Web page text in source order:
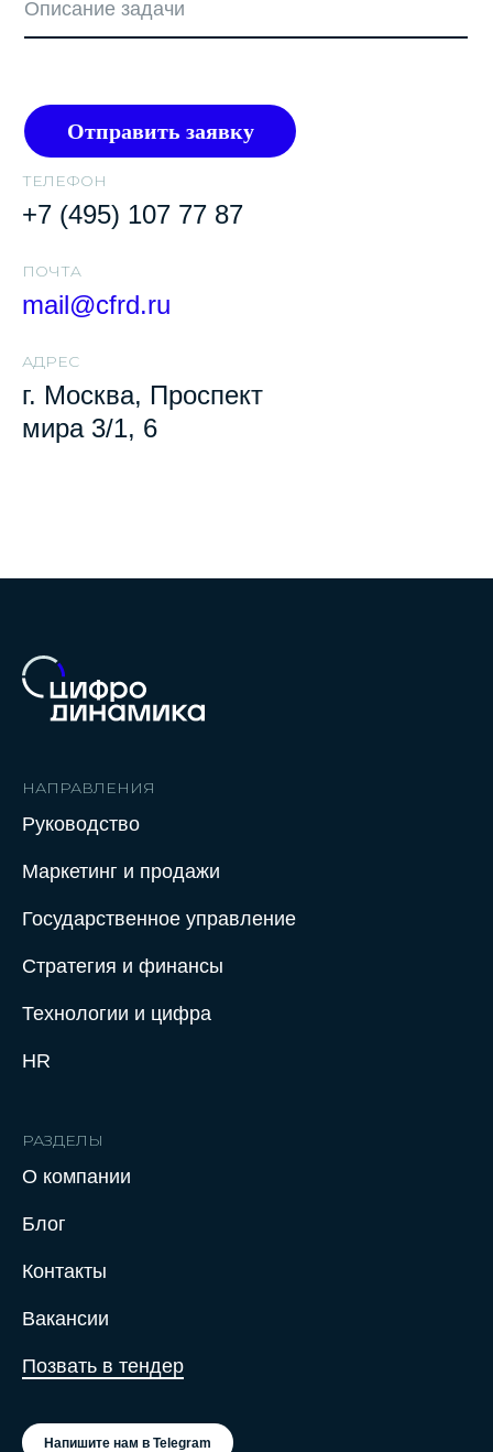
ТЕЛЕФОН
ПОЧТA
АДРЕС
+7 (495) 107 77 87
mail@cfrd.ru
г. Москва, Проспект
мира 3/1, 6
Отправить заявку
вы соглашаетесь с Политикой
Руководство
НАПРАВЛЕНИЯ
Маркетинг и продажи
Государственное управление
Стратегия и финансы
Технологии и цифра
HR
О компании
Контакты
Вакансии
Позвать в тендер
РАЗДЕЛЫ
Напишите нам в Telegram
Блог